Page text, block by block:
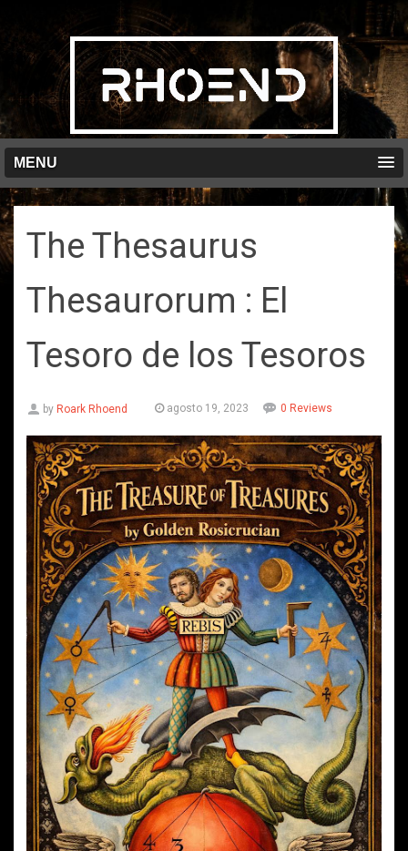
MENU
The Thesaurus
Thesaurorum : El
Tesoro de los Tesoros
by Roark Rhoend agosto 19, 2023 0 Reviews